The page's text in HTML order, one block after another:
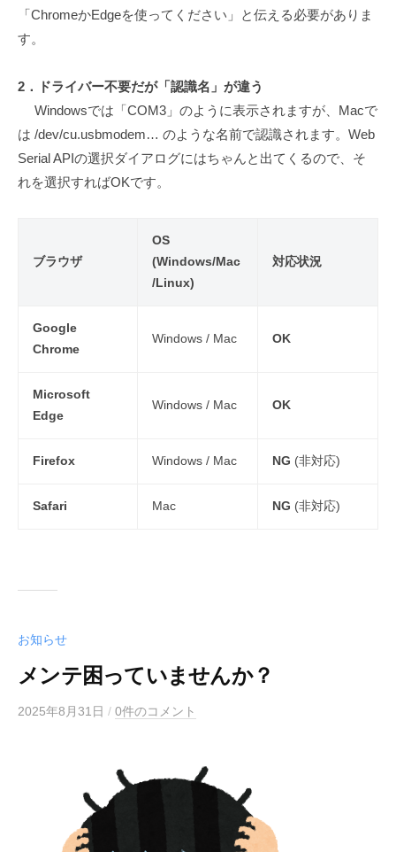
「ChromeかEdgeを使ってください」と伝える必要がありま
す。
2．ドライバー不要だが「認識名」が違う
Windowsでは「COM3」のように表示されますが、Macで
は /dev/cu.usbmodem… のような名前で認識されます。Web
Serial APIの選択ダイアログにはちゃんと出てくるので、そ
れを選択すればOKです。
ブラウザ
OS
(Windows/Mac
/Linux)
対応状況
Google
Chrome
Windows / Mac OK
Microsoft
Edge
Windows / Mac OK
Firefox Windows / Mac NG (非対応)
Safari Mac NG (非対応)
お知らせ
メンテ困っていませんか？
2025年8月31日 / 0件のコメント